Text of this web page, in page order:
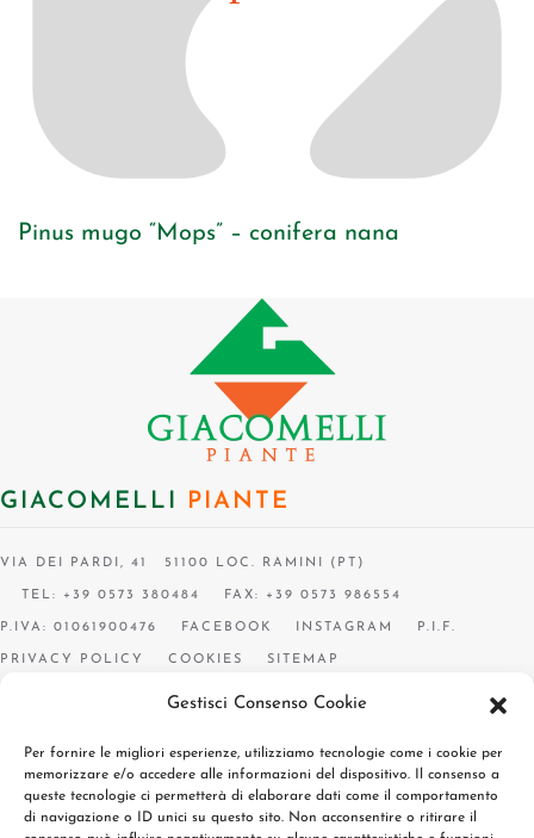
Gestisci Consenso Cookie
Per fornire le migliori esperienze, utilizziamo tecnologie come i cookie per
memorizzare e/o accedere alle informazioni del dispositivo. Il consenso a
queste tecnologie ci permetterà di elaborare dati come il comportamento
di navigazione o ID unici su questo sito. Non acconsentire o ritirare il
Pinus mugo “Mops” – conifera nana
GIACOMELLI PIANTE
VIA DEI PARDI, 41 51100 LOC. RAMINI (PT)
TEL: +39 0573 380484 FAX: +39 0573 986554
P.IVA: 01061900476 FACEBOOK INSTAGRAM P.I.F.
PRIVACY POLICY COOKIES SITEMAP